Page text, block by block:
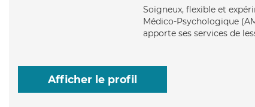
Soigneux, flexible et
Médico-Psychologique
apporte ses services de
Afficher le profil